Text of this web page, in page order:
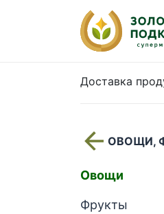
Доставка
ОВОЩИ,
Овощи
Фрукты